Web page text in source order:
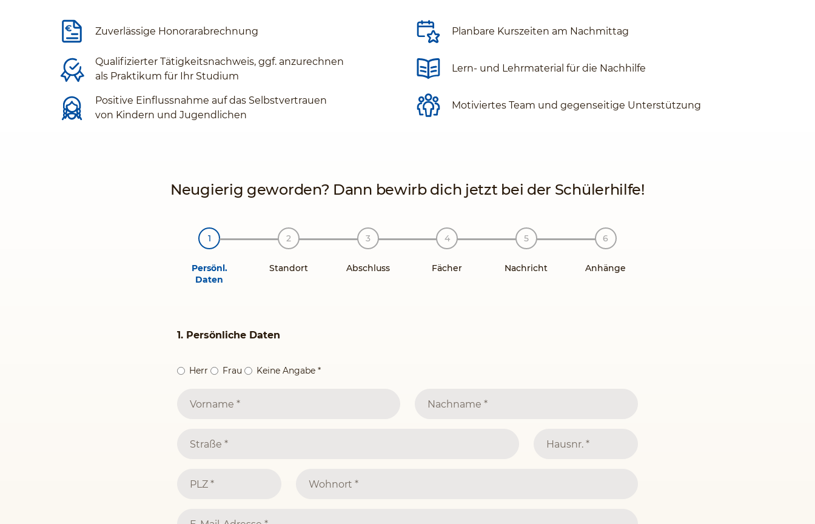
Zuverlässige Honorarabrechnung
Qualifizierter Tätigkeitsnachweis, ggf. anzurechnen
als Praktikum für Ihr Studium
Positive Einflussnahme auf das Selbstvertrauen
von Kindern und Jugendlichen
Planbare Kurszeiten am Nachmittag
Lern- und Lehrmaterial für die Nachhilfe
Motiviertes Team und gegenseitige Unterstützung
Neugierig geworden? Dann bewirb dich jetzt bei der Schülerhilfe!
Persönl.
Daten
Standort Abschluss Fächer Nachricht Anhänge
1. Persönliche Daten
Herr Frau Keine Angabe *